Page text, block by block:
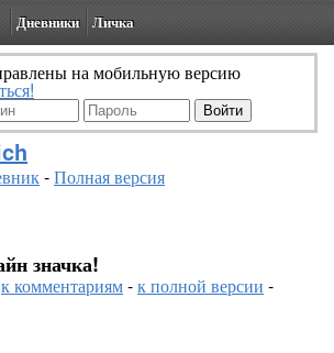
Дневники Личка
на мобильную версию
-Полная версия
значка!
к комментариям-к полной версии -